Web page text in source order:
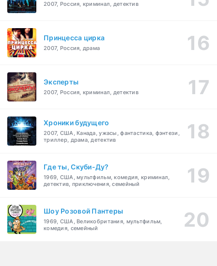
2007, Россия, криминал, детектив
Принцесса цирка
2007, Россия, драма
Эксперты
2007, Россия, криминал, детектив
Хроники будущего
2007, США, Канада, ужасы, фантастика, фэнтези,
триллер, драма, детектив
Где ты, Скуби-Ду?
1969, США, мультфильм, комедия, криминал,
детектив, приключения, семейный
Шоу Розовой Пантеры
1969, США, Великобритания, мультфильм,
комедия, семейный